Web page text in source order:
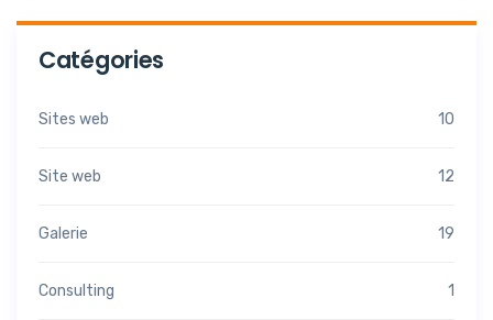
Catégories
Sites web 10
Site web 12
Galerie 19
Consulting 1